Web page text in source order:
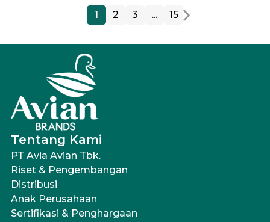
1 2 3 ... 15
Tentang Kami
PT Avia Avian Tbk.
Riset & Pengembangan
Distribusi
Anak Perusahaan
Sertifikasi & Penghargaan